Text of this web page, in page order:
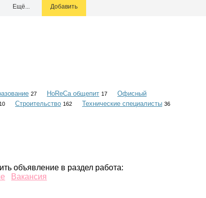
Ещё... Добавить
27 HoReCa общепит 17
Офисный
10 Строительство 162 Технические специалисты 36
объявление в раздел работа:
Вакансия